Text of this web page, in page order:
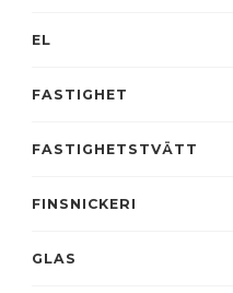
EL
FASTIGHET
FASTIGHETSTVÄTT
FINSNICKERI
GLAS